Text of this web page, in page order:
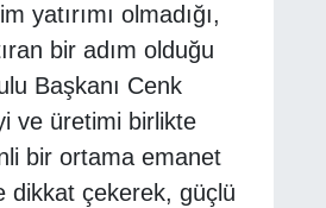
yatırımı olmadığı,
bir adım olduğu
Başkanı Cenk
ve üretimi birlikte
bir ortama emanet
dikkat çekerek, güçlü